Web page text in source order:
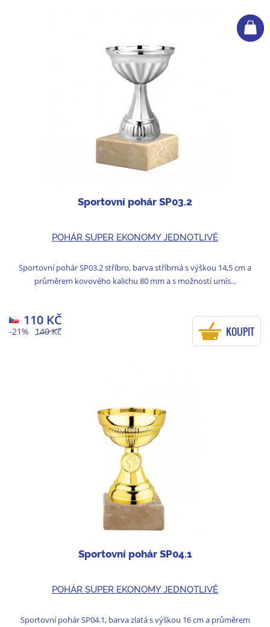
Sportovní pohár SP03.2
POHÁR SUPER EKONOMY JEDNOTLIVĚ
Sportovní pohár SP03.2 stříbro, barva stříbrná s výškou 14,5 cm a
průměrem kovového kalichu 80 mm a s možností umís...
140 Kč
-21%
110 KČ
KOUPIT
Sportovní pohár SP04.1
POHÁR SUPER EKONOMY JEDNOTLIVĚ
Sportovní pohár SP04.1, barva zlatá s výškou 16 cm a průměrem